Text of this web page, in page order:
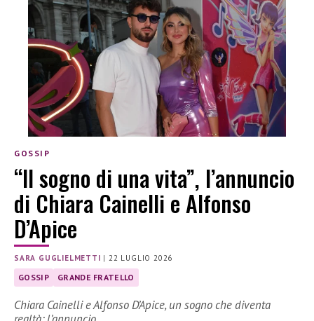
GOSSIP
“Il sogno di una vita”, l’annuncio
di Chiara Cainelli e Alfonso
D’Apice
SARA GUGLIELMETTI | 22 LUGLIO 2026
GOSSIP GRANDE FRATELLO
Chiara Cainelli e Alfonso D’Apice, un sogno che diventa